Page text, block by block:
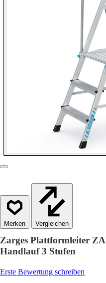
Vergleichen
Zarges Plattformleiter
Handlauf 3 Stufen
Erste Bewertung schreiben